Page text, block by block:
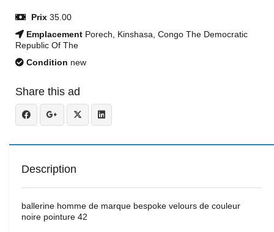
Prix 35.00
Emplacement Porech, Kinshasa, Congo The Democratic
Republic Of The
Condition new
Share this ad
Description
ballerine homme de marque bespoke velours de couleur
noire pointure 42